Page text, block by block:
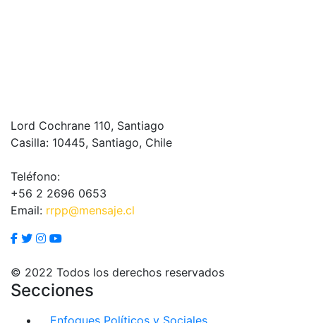
Lord Cochrane 110, Santiago
Casilla: 10445, Santiago, Chile
Teléfono:
+56 2 2696 0653
Email: rrpp@mensaje.cl
© 2022 Todos los derechos reservados
Secciones
Enfoques Políticos y Sociales